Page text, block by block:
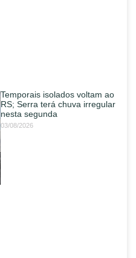
Temporais isolados voltam ao
RS; Serra terá chuva irregular
nesta segunda
03/08/2026